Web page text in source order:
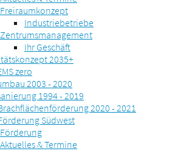
Freiraumkonzept
Industriebetriebe
Zentrumsmanagement
Ihr Geschäft
2035+
zero
2003 - 2020
1994 - 2019
2020 - 2021
Südwest
Förderung
Aktuelles & Termine